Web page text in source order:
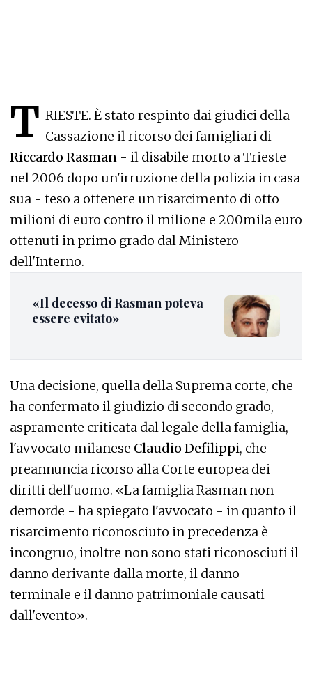
T RIESTE. È stato respinto dai giudici della
Cassazione il ricorso dei famigliari di
Riccardo Rasman - il disabile morto a Trieste
nel 2006 dopo un'irruzione della polizia in casa
sua - teso a ottenere un risarcimento di otto
milioni di euro contro il milione e 200mila euro
ottenuti in primo grado dal Ministero
dell'Interno.
«Il decesso di Rasman poteva
essere evitato»
Una decisione, quella della Suprema corte, che
ha confermato il giudizio di secondo grado,
aspramente criticata dal legale della famiglia,
l'avvocato milanese Claudio Defilippi, che
preannuncia ricorso alla Corte europea dei
diritti dell'uomo. «La famiglia Rasman non
demorde - ha spiegato l'avvocato - in quanto il
risarcimento riconosciuto in precedenza è
incongruo, inoltre non sono stati riconosciuti il
danno derivante dalla morte, il danno
terminale e il danno patrimoniale causati
dall'evento».